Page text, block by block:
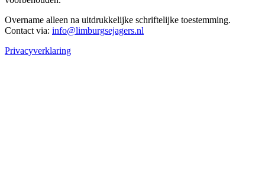
Overname alleen na uitdrukkelijke schriftelijke toestemming.
Contact via: info@limburgsejagers.nl
Privacyverklaring